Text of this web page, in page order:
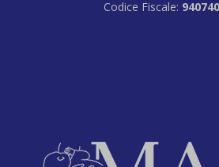
Codice Fiscale: